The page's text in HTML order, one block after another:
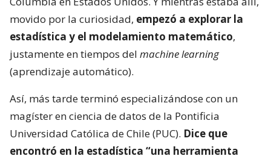
movido por la curiosidad, empezó a explorar la
estadística y el modelamiento matemático,
justamente en tiempos del machine learning
(aprendizaje automático).
Así, más tarde terminó especializándose con un
magíster en ciencia de datos de la Pontificia
Universidad Católica de Chile (PUC). Dice que
encontró en la estadística “una herramienta